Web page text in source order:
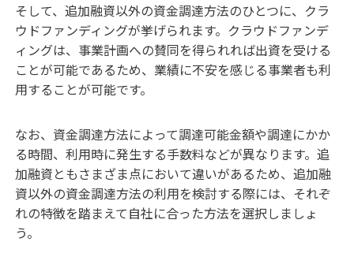
そして、追加融資以外の資金調達方法のひとつに、クラ
ウドファンディングが挙げられます。クラウドファンデ
ィングは、事業計画への賛同を得られれば出資を受ける
ことが可能であるため、業績に不安を感じる事業者も利
用することが可能です。
なお、資金調達方法によって調達可能金額や調達にかか
る時間、利用時に発生する手数料などが異なります。追
加融資ともさまざま点において違いがあるため、追加融
資以外の資金調達方法の利用を検討する際には、それぞ
れの特徴を踏まえて自社に合った方法を選択しましょ
う。